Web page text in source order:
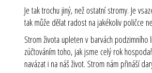
5
hvězdiček.
Je tak trochu jiný, než ostatní stromy. Je
tak může dělat radost na jakékoliv poličce
Strom života upleten v barvách
zúčtováním toho, jak jsme celý rok
navázat i na náš život. Strom nám přináší